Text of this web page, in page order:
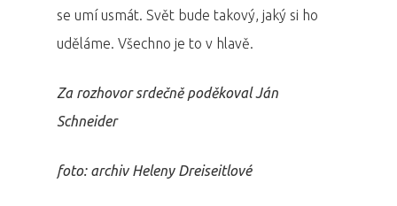
se umí usmát. Svět bude takový, jaký si ho
uděláme. Všechno je to v hlavě.
Za rozhovor srdečně poděkoval Ján
Schneider
foto: archiv Heleny Dreiseitlové